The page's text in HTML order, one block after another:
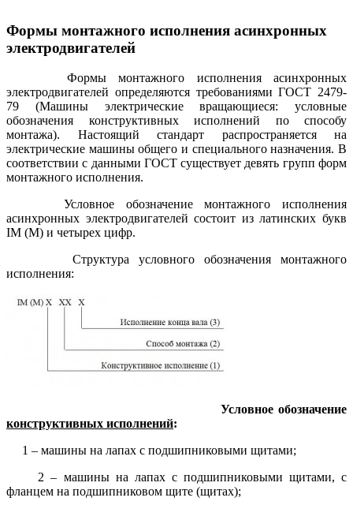
Формы монтажного исполнения асинхронных
электродвигателей
Формы монтажного исполнения асинхронных
электродвигателей определяются требованиями ГОСТ 2479-
79 (Машины электрические вращающиеся: условные
обозначения конструктивных исполнений по способу
монтажа). Настоящий стандарт распространяется на
электрические машины общего и специального назначения. В
соответствии с данными ГОСТ существует девять групп форм
монтажного исполнения.
Условное обозначение монтажного исполнения
асинхронных электродвигателей состоит из латинских букв
IM (М) и четырех цифр.
Структура условного обозначения монтажного
исполнения:
Условное обозначение
конструктивных исполнений:
1 – машины на лапах с подшипниковыми щитами;
2 – машины на лапах с подшипниковыми щитами, с
фланцем на подшипниковом щите (щитах);